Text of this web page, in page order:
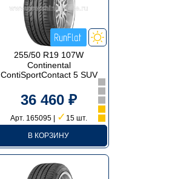
255/50 R19 107W
Continental
ContiSportContact 5 SUV
36 460 ₽
Арт. 165095 | ✓ 15 шт.
В КОРЗИНУ